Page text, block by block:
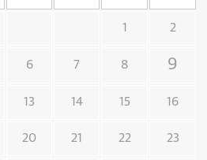
1 2
6 7 8 9
13 14 15 16
20 21 22 23